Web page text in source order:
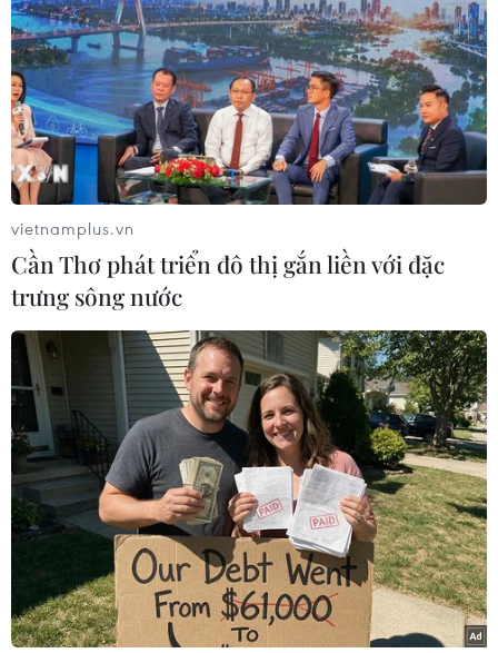
#Sân bay Long Thành Đồng Nai
Theo dõi VietnamPlus
Dự án Sân bay Long Thành
Nhanh chóng hoàn thiện dự án kết nối
vùng, sân bay Long Thành
Hoàn thiện nhà ga, sẵn sàng vận hành
thử nghiệm sân bay Long Thành
Tập trung hoàn thiện nhà ga, sẵn sàng
vận hành thử nghiệm Sân bay Long Thành
Chuyển Bộ Công an điều tra nhiều vi phạm tại
Dự án sân bay Long Thành giai đoạn 1
Cục Hàng không nói về lộ trình khai thác Sân
vietnamplus.vn
Cần Thơ phát triển đô thị gắn liền với đặc
trưng sông nước